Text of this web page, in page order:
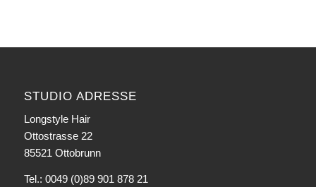
STUDIO ADRESSE
Longstyle Hair
Ottostrasse 22
85521 Ottobrunn
Tel.: 0049 (0)89 901 878 21